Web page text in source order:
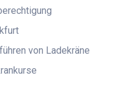
von Ladekräne